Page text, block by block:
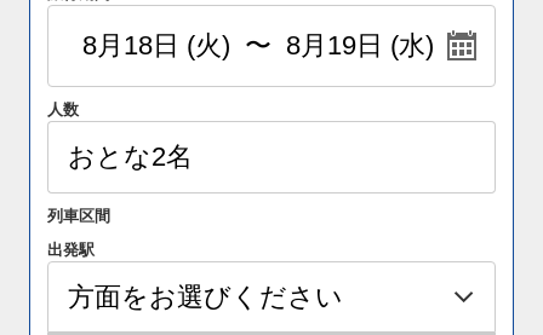
人数
列車区間
出発駅